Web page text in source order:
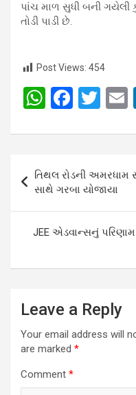
પાંચ માળ સુધી બની ગયેલી
તોડી પાડી છે.
Post Views: 454
W
at
A
p
p
F
ce
b
o
o
k
T
tt
er
Post
navigation
તિથલ રોડની અમરધામ
સાથે ગરબા યોજાયા
JEE એડવાન્સનું
Leave a Reply
Your email address will
are marked *
Comment *